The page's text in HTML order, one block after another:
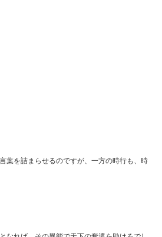
葉を詰まらせるのですが、一方の時行も、時